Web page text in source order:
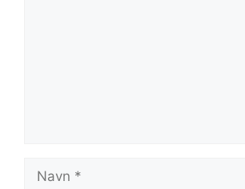
Navn